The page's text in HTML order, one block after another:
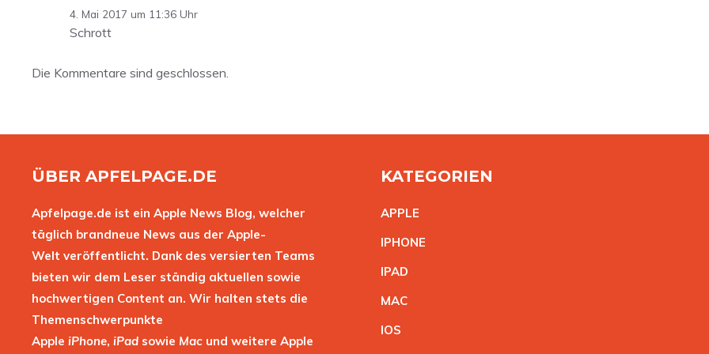
4. Mai 2017 um 11:36 Uhr
Schrott
Die Kommentare sind geschlossen.
ÜBER APFELPAGE.DE
Apfelpage.de ist ein Apple News Blog, welcher
täglich brandneue News aus der Apple-
Welt veröffentlicht. Dank des versierten Teams
bieten wir dem Leser ständig aktuellen sowie
hochwertigen Content an. Wir halten stets die
Themenschwerpunkte
Apple iPhone, iPad sowie Mac und weitere Apple
KATEGORIEN
APPLE
IPHONE
IPAD
MAC
IOS